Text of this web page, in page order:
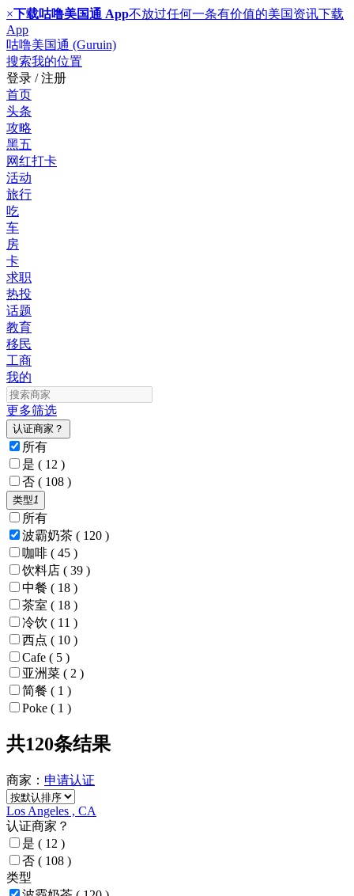
×下载咕噜美国通 App不放过任何一条有价值的美国资讯下载
App
咕噜美国通 (Guruin)
搜索我的位置
登录 / 注册
首页
头条
攻略
黑五
网红打卡
活动
旅行
吃
车
房
卡
求职
热投
话题
教育
移民
工商
我的
更多筛选
认证商家？
所有
是 ( 12 )
否 ( 108 )
类型1
所有
波霸奶茶 ( 120 )
咖啡 ( 45 )
饮料店 ( 39 )
中餐 ( 18 )
茶室 ( 18 )
冷饮 ( 11 )
西点 ( 10 )
Cafe ( 5 )
亚洲菜 ( 2 )
简餐 ( 1 )
Poke ( 1 )
共120条结果
商家： 申请认证
Los Angeles , CA
认证商家？
是 ( 12 )
否 ( 108 )
类型